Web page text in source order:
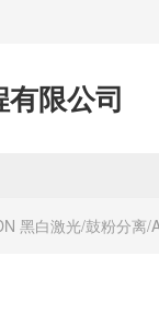
限公司
黑白激光/鼓粉分离/